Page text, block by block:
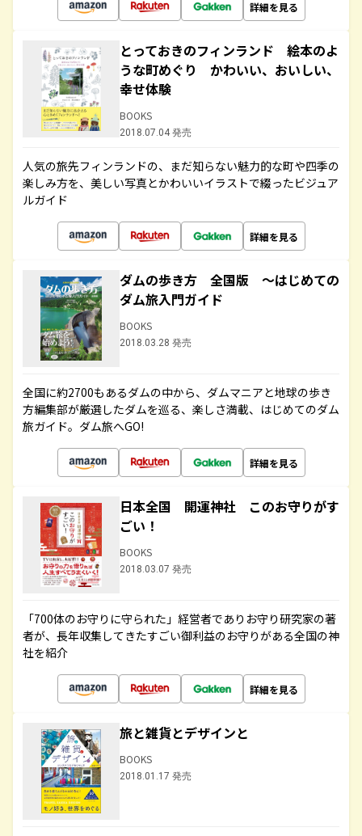
詳細を見る
とっておきのフィンランド 絵本のよ
うな町めぐり かわいい、おいしい、
幸せ体験
BOOKS
2018.07.04 発売
人気の旅先フィンランドの、まだ知らない魅力的な町や四季の
楽しみ方を、美しい写真とかわいいイラストで綴ったビジュア
ルガイド
詳細を見る
ダムの歩き方 全国版 ～はじめての
ダム旅入門ガイド
BOOKS
2018.03.28 発売
全国に約2700もあるダムの中から、ダムマニアと地球の歩き
方編集部が厳選したダムを巡る、楽しさ満載、はじめてのダム
旅ガイド。ダム旅へGO!
詳細を見る
日本全国 開運神社 このお守りがす
ごい！
BOOKS
2018.03.07 発売
「700体のお守りに守られた」経営者でありお守り研究家の著
者が、長年収集してきたすごい御利益のお守りがある全国の神
社を紹介
詳細を見る
旅と雑貨とデザインと
BOOKS
2018.01.17 発売